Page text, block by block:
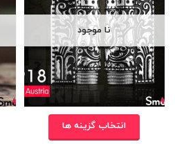
نا موجود
انتخاب گزینه ها